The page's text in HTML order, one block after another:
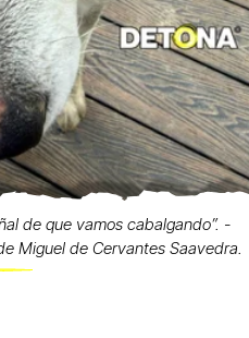
de que vamos cabalgando”. -
Miguel de Cervantes Saavedra.